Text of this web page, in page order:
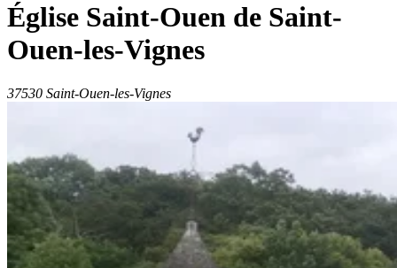
Église Saint-Ouen de Saint-
Ouen-les-Vignes
37530 Saint-Ouen-les-Vignes